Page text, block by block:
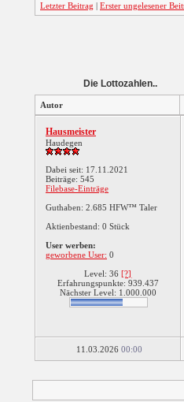
Letzter Beitrag | Erster ungelesener
Die Lottozahlen..
Autor
Hausmeister
Haudegen
Dabei seit: 17.11.2021
Beiträge: 545
Filebase-Einträge
Guthaben: 2.685 HFW™ Taler
Aktienbestand: 0 Stück
User werben:
geworbene User: 0
Level: 36[?]
Erfahrungspunkte: 939.437
Nächster Level: 1.000.000
11.03.2026 00:00